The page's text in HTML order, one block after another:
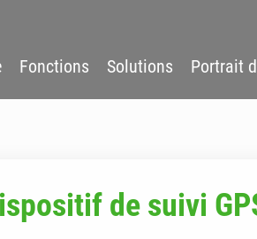
Fonctions Solutions Portrait
de suivi